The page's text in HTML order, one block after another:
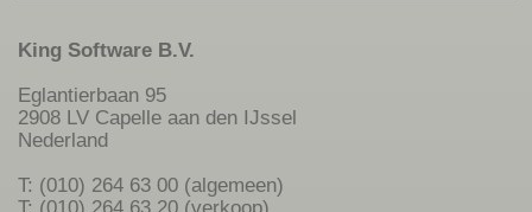
King Software B.V.
Eglantierbaan 95
2908 LV Capelle aan den IJssel
Nederland
T: (010) 264 63 00 (algemeen)
T: (010) 264 63 20 (verkoop)